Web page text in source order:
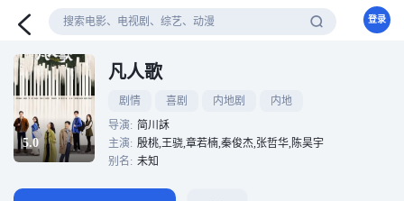
登录
5.0
凡人歌
剧情 喜剧 内地剧
内地
导演: 简川訸
主演: 殷桃,王骁,章若楠,秦俊杰,张哲华,陈昊宇
别名: 未知